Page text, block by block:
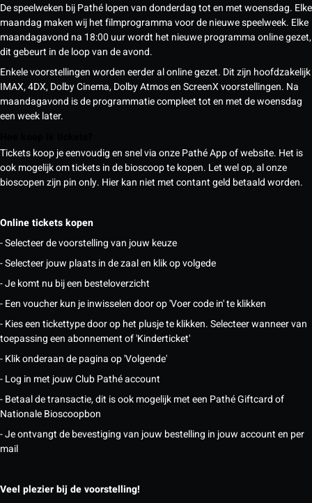
De speelweken bij Pathé lopen van donderdag tot en met woensdag. Elke
maandag maken wij het filmprogramma voor de nieuwe speelweek. Elke
maandagavond na 18:00 uur wordt het nieuwe programma online gezet,
dit gebeurt in de loop van de avond.
Enkele voorstellingen worden eerder al online gezet. Dit zijn hoofdzakelijk
IMAX, 4DX, Dolby Cinema, Dolby Atmos en ScreenX voorstellingen. Na
maandagavond is de programmatie compleet tot en met de woensdag
een week later.
Tickets koop je eenvoudig en snel via onze Pathé App of website. Het is
ook mogelijk om tickets in de bioscoop te kopen. Let wel op, al onze
bioscopen zijn pin only. Hier kan niet met contant geld betaald worden.
Online tickets kopen
- Selecteer de voorstelling van jouw keuze
- Selecteer jouw plaats in de zaal en klik op volgede
- Je komt nu bij een besteloverzicht
- Een voucher kun je inwisselen door op 'Voer code in' te klikken
- Kies een tickettype door op het plusje te klikken. Selecteer wanneer van
toepassing een abonnement of 'Kinderticket'
- Klik onderaan de pagina op 'Volgende'
- Log in met jouw Club Pathé account
- Betaal de transactie, dit is ook mogelijk met een Pathé Giftcard of
Nationale Bioscoopbon
- Je ontvangt de bevestiging van jouw bestelling in jouw account en per
mail
Veel plezier bij de voorstelling!